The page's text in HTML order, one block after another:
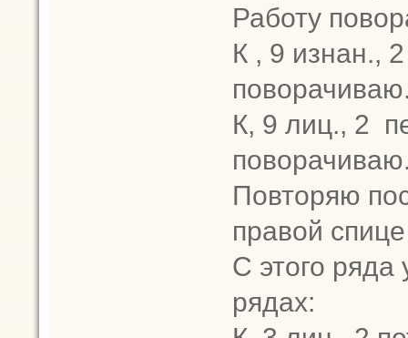
Работу
К , 9 изнан.,
К, 9 лиц., 2
Повторяю
правой
С этого
рядах: